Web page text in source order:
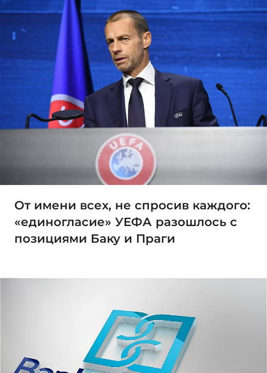
От имени всех, не спросив каждого:
«единогласие» УЕФА разошлось с
позициями Баку и Праги